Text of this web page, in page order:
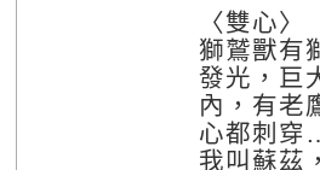
〈雙心〉
獅鷲獸有
發光，巨
內，有老
心都刺
我叫蘇茲